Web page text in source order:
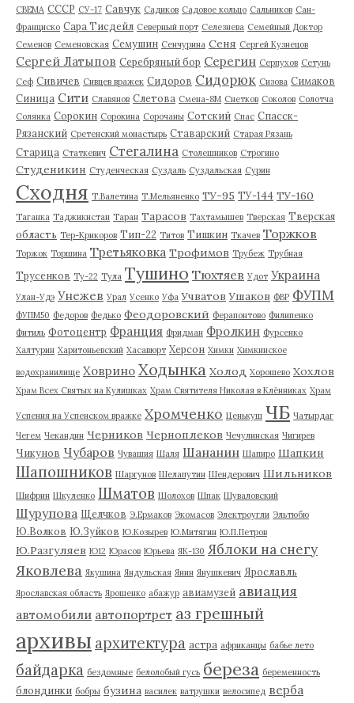
СВЕМА СССР СУ-17 Савчук Садиков Садовое кольцо Сальников Сан-
Франциско Сара Тисдейл Северный порт Селезнева Семейный Доктор
Семенов Семеновская Семушин Сенчурина Сеня Сергей Кузнецов
Сергей Латыпов Серебряный бор Серегин Серпухов Сетунь
Сеф Сивичев Сивцев вражек Сидоров Сидорюк Сизова Симаков
Синица Сити Славянов Слетова Смена-8М Снетков Соколов Солотча
Солянка Сорокин Сорокина Сорочаны Сотский Спас Спасск-
Рязанский Сретенский монастырь Ставарский Старая Рязань
Старица Статкевич Стегалина Столешников Строгино
Студеникин Студенческая Суздаль Суздальская Сурин
Сходня Т.Валетина Т.Мельяненко ТУ-95 ТУ-144 ТУ-160
Таганка Таджикистан Таран Тарасов Тахтамышев Тверская Тверская
область Тер-Крикоров Тип-22 Титов Тишкин Ткачев Торжков
Торжок Торшина Третьяковка Трофимов Трубеж Трубная
Трусенков Ту-22 Тула Тушино Тюхтяев Удот Украина
Улан-Удэ Унежев Урал Усенко Уфа Учватов Ушаков ФВР ФУПМ
ФУПМ50 Федоров Федько Феодоровский Ферапонтово Филипенко
Фитиль Фотоцентр Франция Фридман Фролкин Фурсенко
Халтурин Харитоньевский Хасавюрт Херсон Химки Химкинское
водохранилище Ховрино Ходынка Холод Хорошево Хохлов
Храм Всех Святых на Кулишках Храм Святителя Николая в Клённиках Храм
Успения на Успенском вражке Хромченко Ценькуш ЧБ Чатырдаг
Чегем Чекандин Черников Черноплеков Чечулинская Чигирев
Чикунов Чубаров Чувашия Шаля Шананин Шапиро Шапкин
Шапошников Шаргунов Шелапутин Шендерович Шильников
Шифрин Шкуленко Шматов Шолохов Шпак Шуваловский
Шурупова Щелчков Э.Ермаков Экомасов Электроугли Эльтюбю
Ю.Волков Ю.Зуйков Ю.Козырев Ю.Митягин Ю.П.Петров
Ю.Разгуляев Ю12 Юрасов Юрьева ЯК-130 Яблоки на снегу
Яковлева Якушина Яндульская Янин Янушкевич Ярославль
Ярославская область Ярошенко абажур авиамузей авиация
автомобили автопортрет аз грешный
архивы архитектура астра африканцы бабье лето
байдарка бездомные белолобый гусь береза беременность
блондинки бобры бузина василек ватрушки велосипед верба